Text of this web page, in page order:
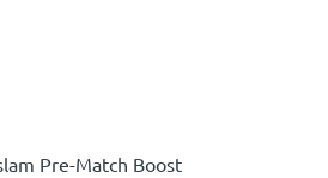
Pre-Match Boost